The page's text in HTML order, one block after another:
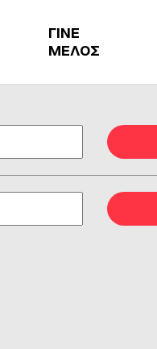
ΓΙΝΕ
ΜΕΛΟΣ